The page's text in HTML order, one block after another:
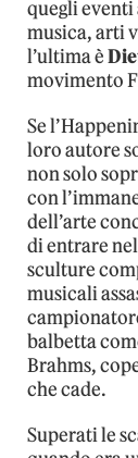
quegli
musica, arti
l’ultima è
movimento
Se
loro autore
non solo
con
dell’arte
di entrare
sculture
musicali
balbetta
Brahms,
che cade.
Superati le